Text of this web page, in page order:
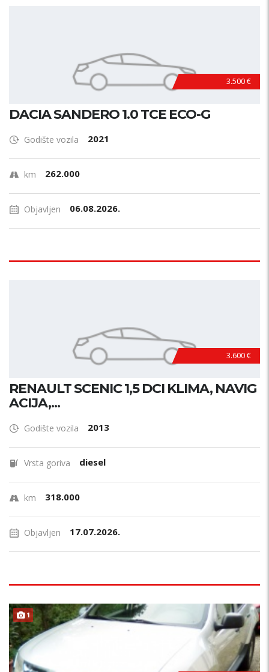
3.500 €
DACIA SANDERO 1.0 TCE ECO-G
Godište vozila 2021
km 262.000
Objavljen 06.08.2026.
3.600 €
RENAULT SCENIC 1,5 DCI KLIMA, NAVIG
ACIJA,...
Godište vozila 2013
Vrsta goriva diesel
km 318.000
Objavljen 17.07.2026.
1